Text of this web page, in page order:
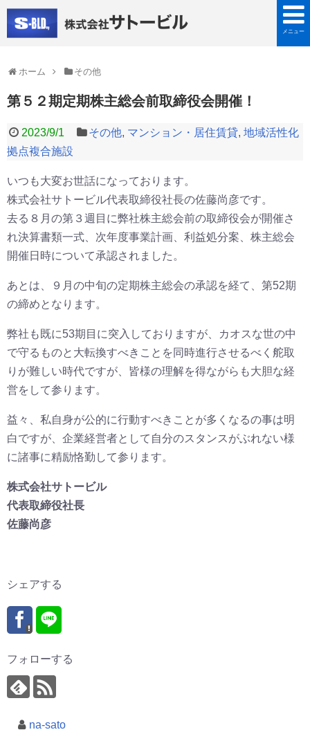
メニュー
ホーム その他
第５２期定期株主総会前取締役会開催！
2023/9/1 その他, マンション・居住賃貸,地域活性化
拠点複合施設
いつも大変お世話になっております。
株式会社サトービル代表取締役社長の佐藤尚彦です。
去る８月の第３週目に弊社株主総会前の取締役会が開催さ
れ決算書類一式、次年度事業計画、利益処分案、株主総会
開催日時について承認されました。
あとは、９月の中旬の定期株主総会の承認を経て、第52期
の締めとなります。
弊社も既に53期目に突入しておりますが、カオスな世の中
で守るものと大転換すべきことを同時進行させるべく舵取
りが難しい時代ですが、皆様の理解を得ながらも大胆な経
営をして参ります。
益々、私自身が公的に行動すべきことが多くなるの事は明
白ですが、企業経営者として自分のスタンスがぶれない様
に諸事に精励恪勤して参ります。
株式会社サトービル
代表取締役社長
佐藤尚彦
シェアする
フォローする
na-sato